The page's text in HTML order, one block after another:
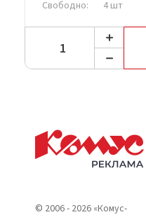
Свободно:
4 шт
© 2006 - 2026 «Комус-